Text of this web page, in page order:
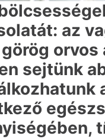
az
sejtünk